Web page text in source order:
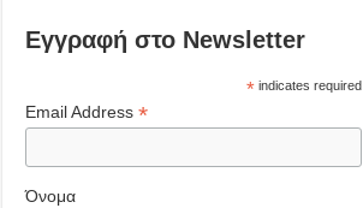
Εγγραφή στο Newsletter
*indicates required
Email Address*
Όνομα